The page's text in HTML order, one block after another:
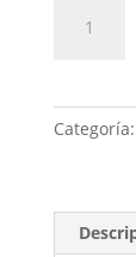
Categoría: